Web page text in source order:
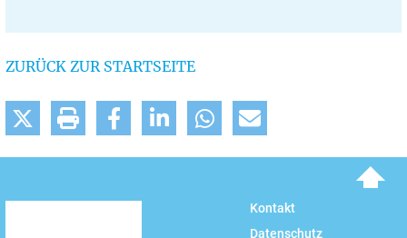
ZURÜCK ZUR STARTSEITE
Kontakt
Datenschutz